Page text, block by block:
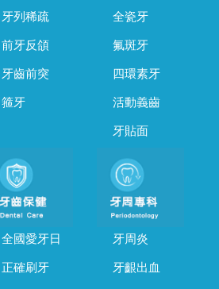
牙列稀疏
前牙反頜
牙齒前突
箍牙
全瓷牙
氟斑牙
四環素牙
活動義齒
牙貼面
全國愛牙日
正確刷牙
牙周炎
牙齦出血